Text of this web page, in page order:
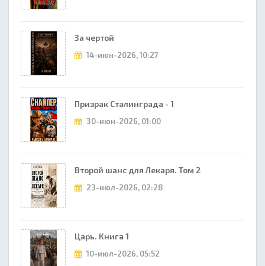
За чертой
14-июн-2026, 10:27
Призрак Сталинграда - 1
30-июн-2026, 01:00
Второй шанс для Лекаря. Том 2
23-июл-2026, 02:28
Царь. Книга 1
10-июл-2026, 05:52